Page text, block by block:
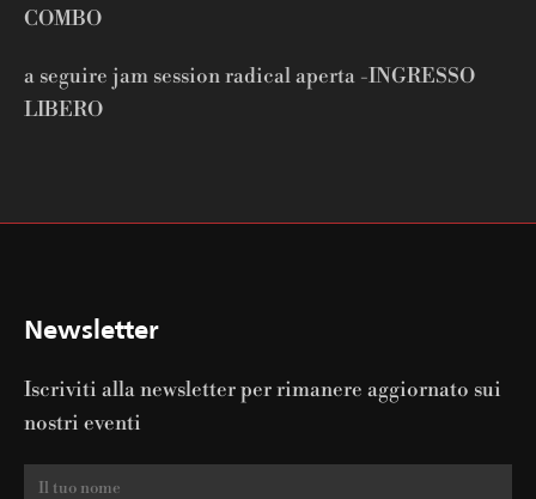
COMBO
a seguire jam session radical aperta -INGRESSO
LIBERO
Newsletter
Iscriviti alla newsletter per rimanere aggiornato sui
nostri eventi